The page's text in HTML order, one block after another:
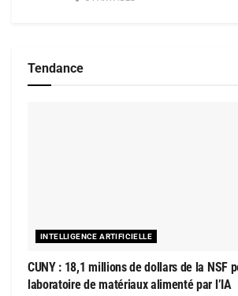
Tendance
INTELLIGENCE ARTIFICIELLE
CUNY : 18,1 millions de dollars de la NSF
laboratoire de matériaux alimenté par l’IA